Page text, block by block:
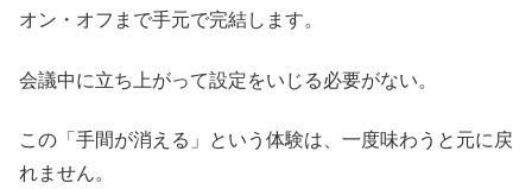
オン・オフまで手元で完結します。
会議中に立ち上がって設定をいじる必要がない。
この「手間が消える」という体験は、一度味わうと元に戻
れません。